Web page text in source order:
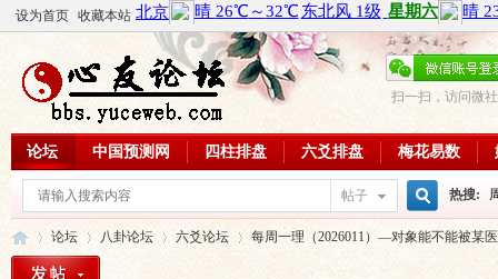
设为首页 收藏本站
扫一扫，访问微
论坛 中国预测网 四柱排盘 六爻排盘 梅花易数
帖子
搜
热搜:
周易教
论坛 八卦论坛 六爻论坛 每周一理（2026011）—对象能不能被某